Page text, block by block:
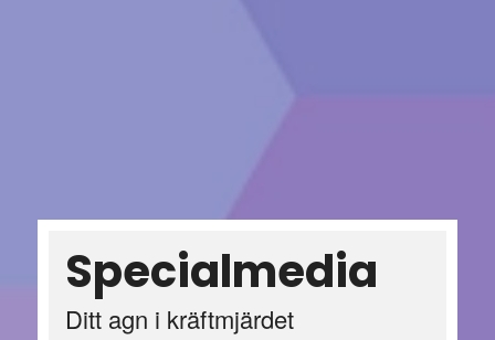
Specialmedia
Ditt agn i kräftmjärdet